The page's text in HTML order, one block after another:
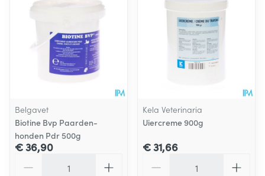
Belgavet
Biotine Bvp Paarden-
honden Pdr 500g
€ 36,90
Kela Veterinaria
Uiercreme 900g
€ 31,66